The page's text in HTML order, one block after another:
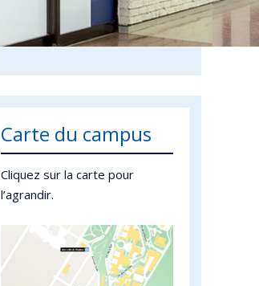
Carte du campus
Cliquez sur la carte pour
l’agrandir.